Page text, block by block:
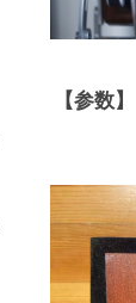
【参数】